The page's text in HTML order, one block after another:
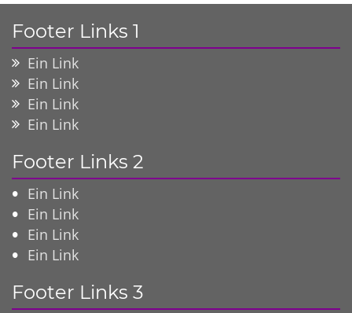
Footer Links 1
Ein Link
Ein Link
Ein Link
Ein Link
Footer Links 2
Ein Link
Ein Link
Ein Link
Ein Link
Footer Links 3